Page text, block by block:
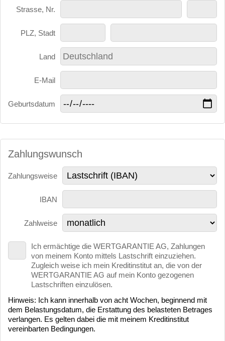
Strasse, Nr.
PLZ, Stadt
Land
E-Mail
Geburtsdatum
Zahlungswunsch
Zahlungsweise
IBAN
Zahlweise
Ich ermächtige die WERTGARANTIE AG, Zahlungen
von meinem Konto mittels Lastschrift einzuziehen.
Zugleich weise ich mein Kreditinstitut an, die von der
WERTGARANTIE AG auf mein Konto gezogenen
Lastschriften einzulösen.
Hinweis: Ich kann innerhalb von acht Wochen, beginnend mit
dem Belastungsdatum, die Erstattung des belasteten Betrages
verlangen. Es gelten dabei die mit meinem Kreditinstitut
vereinbarten Bedingungen.